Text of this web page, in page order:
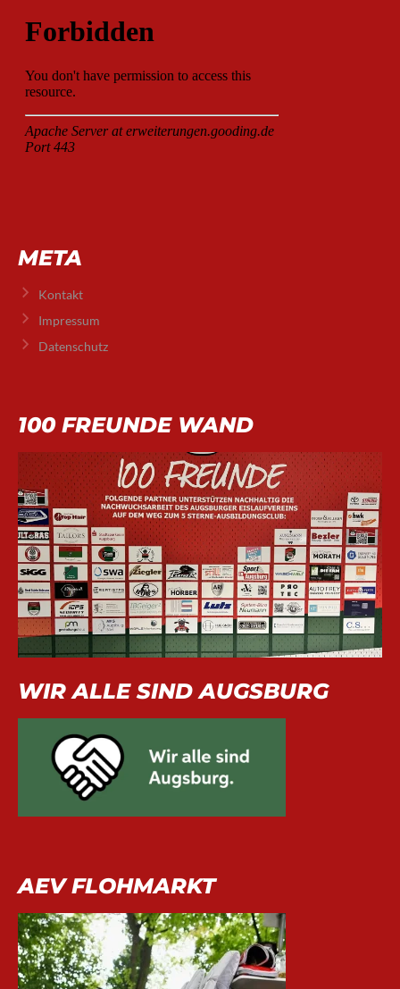
META
Kontakt
Impressum
Datenschutz
100 FREUNDE WAND
WIR ALLE SIND AUGSBURG
AEV FLOHMARKT